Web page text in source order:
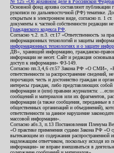
№ 125 «Об архивном деле в Российской
Основной фонд архива составляют публикации
рукописи по дальневосточной (РФ) тематике.
открытым в электронном виде, согласно п. 1
документы к частной собственности редакции
Гражданского кодекса РФ
Согласно ч.2. п.3. ст.17 «Ответственность за
информационных технологий и защиты
информационных технологиях и о защите
ДВ», хранящий информацию, гражданско-
информации не несет. Сайт и редакция
доступ к информации» ФЗ-149.
Согласно пп.3,4,6 ст.57 Закона РФ «О СМИ»,
ответственности за распространение сведений,
порочащих честь и достоинство граждан и
интересы граждан, либо представляющих собой
информации и (или) правами журналиста:
сообщений и материалов или их фрагментов,
информации (а также сообщения, переданные в
общественных организаций и объединений),
ответственности за данное нарушение
массовой информации».
Согласно абз.3, п.13 Постановления Пленума
«О практике применения судами Закона РФ «О
вытекающим из содержания распространенной
надлежащим ответчиком, поскольку исходя из
информации» не вправе вмешиваться в